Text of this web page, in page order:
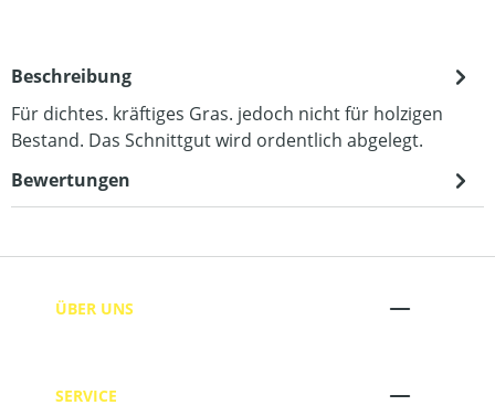
Beschreibung
Für dichtes. kräftiges Gras. jedoch nicht für holzigen
Bestand. Das Schnittgut wird ordentlich abgelegt.
Bewertungen
ÜBER UNS
SERVICE